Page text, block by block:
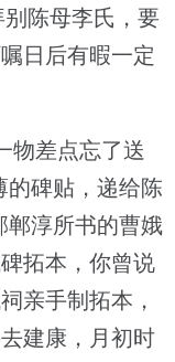
陈母李氏，要
日后有暇一定
物差点忘了送
的碑贴，递给陈
郸淳所书的曹娥
拓本，你曾说
亲手制拓本，
建康，月初时